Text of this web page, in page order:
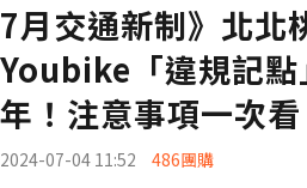
7月交通新制》北北
Youbike「違規記點
年！注意事項一次看
2024-07-04 11:52 486團購